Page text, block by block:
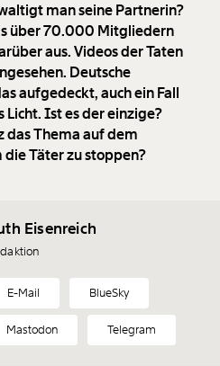
man seine Partnerin?
über 70.000 Mitgliedern
aus. Videos der Taten
Deutsche
aufgedeckt, auch ein Fall
Licht. Ist es der einzige?
das Thema auf dem
die Täter zu stoppen?
Eisenreich
E-Mail BlueSky
Mastodon Telegram